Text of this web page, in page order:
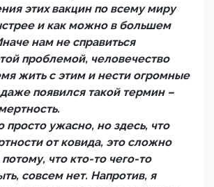
этих вакцин по всему миру
и как можно в большем
нам не справиться
проблемой, человечество
жить с этим и нести огромные
появился такой термин –
просто ужасно, но здесь, что
от ковида, это сложно
что кто-то чего-то
совсем нет. Напротив, я